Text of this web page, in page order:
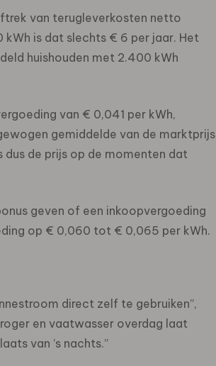
van terugleverkosten netto
is dat slechts € 6 per jaar. Het
huishouden met 2.400 kWh
van € 0,041 per kWh,
gemiddelde van de marktprijs
de prijs op de momenten dat
geven of een inkoopvergoeding
op € 0,060 tot € 0,065 per kWh.
direct zelf te gebruiken”,
en vaatwasser overdag laat
van ’s nachts.”